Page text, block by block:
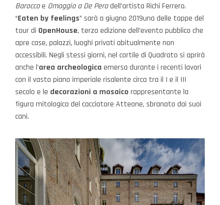
Baroccoe Omaggio a De Perodell’artista Richi Ferrero.
“Eaten by feelings” sarà a giugno 2019una delle tappe del
tour di OpenHouse, terza edizione dell’evento pubblico che
apre case, palazzi, luoghi privati abitualmente non
accessibili. Negli stessi giorni, nel cortile di Quadrato si aprirà
anche l’area archeologica emersa durante i recenti lavori
con il vasto piano imperiale risalente circa tra il I e il III
secolo e le decorazioni a mosaico rappresentante la
figura mitologica del cacciatore Atteone, sbranato dai suoi
cani.